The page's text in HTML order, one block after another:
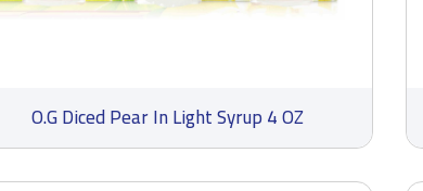
O.G Diced Pear In Light Syrup 4 OZ